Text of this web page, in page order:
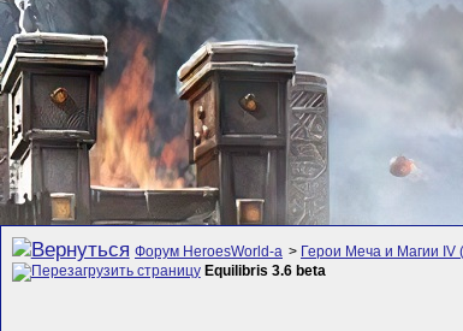
Форум HeroesWorld-а > Герои Меча и Магии IV
Equilibris 3.6 beta